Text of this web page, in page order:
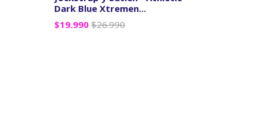
Dark Blue Xtremen...
VER OPCIONES
$19.990 $26.990